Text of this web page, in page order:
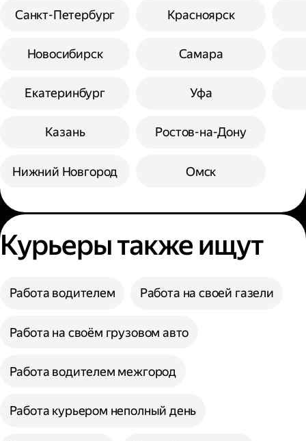
Санкт-Петербург
Новосибирск
Екатеринбург
Казань
Нижний Новгород
Красноярск
Самара
Уфа
Ростов-на-Дону
Омск
Курьеры также ищут
Работа водителем Работа на своей газели
Работа на своём грузовом авто
Работа водителем межгород
Работа курьером неполный день